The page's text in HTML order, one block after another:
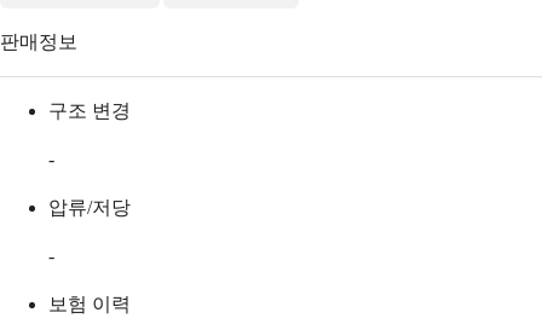
판매정보
구조 변경
-
압류/저당
-
보험 이력